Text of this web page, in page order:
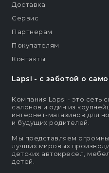
Lapsi - c заботой о
Компания Lapsi - это сеть
салонов и один из
интернет-магазинов для
и будущих родителей.
Мы представляем
лучших мировых
детских автокресел,
детей.
Доставка
Сервис
Партнерам
Покупателям
Контакты